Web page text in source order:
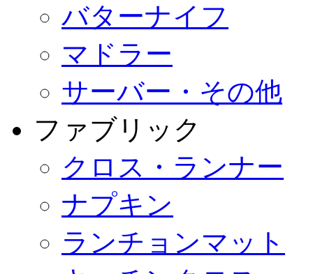
バターナイフ
マドラー
サーバー・その他
ファブリック
クロス・ランナー
ナプキン
ランチョンマット